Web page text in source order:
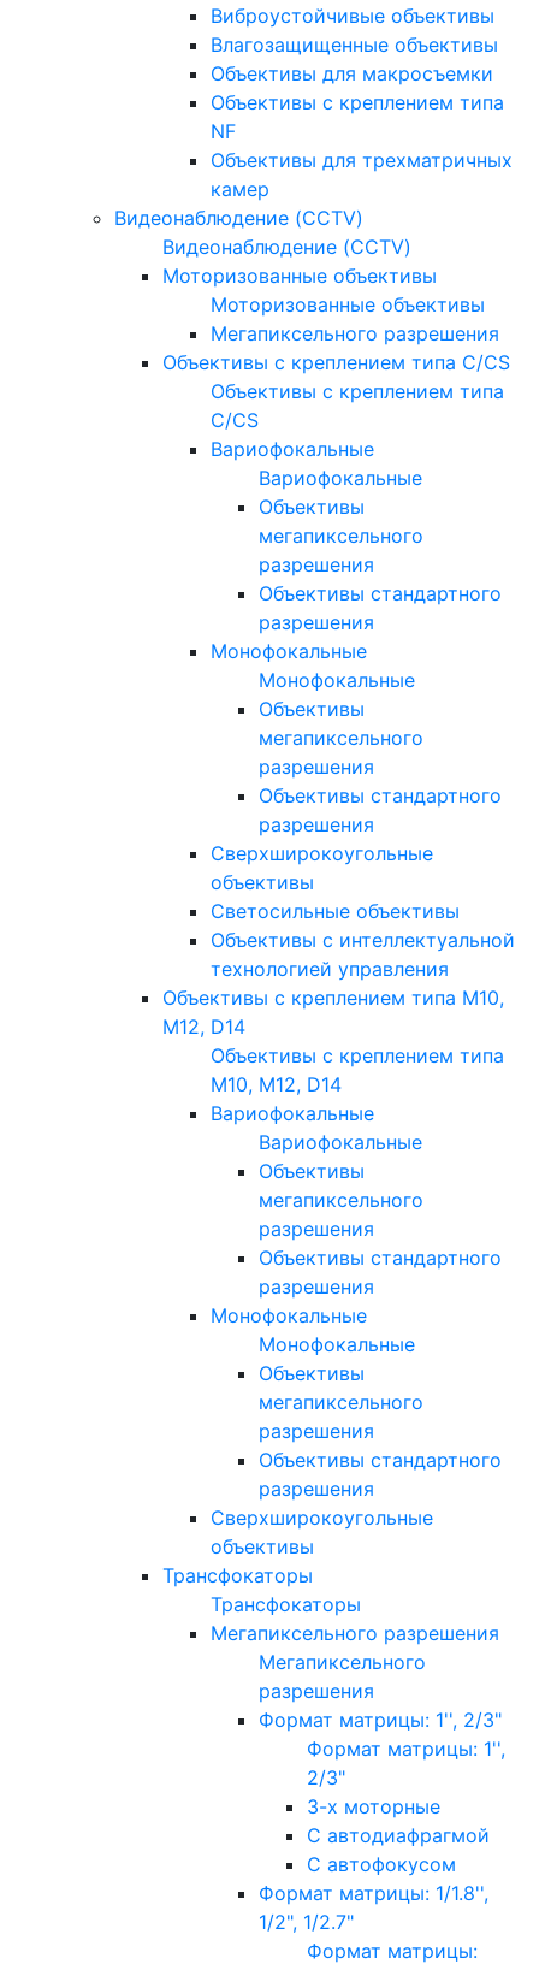
Виброустойчивые объективы
Влагозащищенные объективы
Объективы для макросъемки
Объективы с креплением типа
NF
Объективы для трехматричных
камер
Видеонаблюдение (CCTV)
Видеонаблюдение (CCTV)
Моторизованные объективы
Моторизованные объективы
Мегапиксельного разрешения
Объективы с креплением типа C/CS
Объективы с креплением типа
C/CS
Вариофокальные
Вариофокальные
Объективы
мегапиксельного
разрешения
Объективы стандартного
разрешения
Монофокальные
Монофокальные
Объективы
мегапиксельного
разрешения
Объективы стандартного
разрешения
Сверхширокоугольные
объективы
Светосильные объективы
Объективы с интеллектуальной
технологией управления
Объективы с креплением типа M10,
M12, D14
Объективы с креплением типа
M10, M12, D14
Вариофокальные
Вариофокальные
Объективы
мегапиксельного
разрешения
Объективы стандартного
разрешения
Монофокальные
Монофокальные
Объективы
мегапиксельного
разрешения
Объективы стандартного
разрешения
Сверхширокоугольные
объективы
Трансфокаторы
Трансфокаторы
Мегапиксельного разрешения
Мегапиксельного
разрешения
Формат матрицы: 1'', 2/3"
Формат матрицы: 1'',
2/3"
3-х моторные
С автодиафрагмой
С автофокусом
Формат матрицы: 1/1.8'',
1/2", 1/2.7"
Формат матрицы: